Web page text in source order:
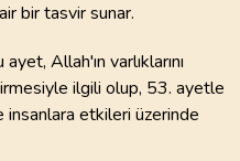
bir tasvir sunar.
ayet, Allah'ın varlıklarını
ilgili olup, 53. ayetle
insanlara etkileri üzerinde